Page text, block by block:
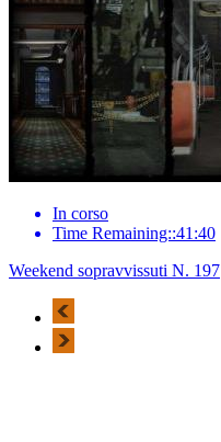
In corso
Time Remaining::41:40
Weekend sopravvissuti N. 197